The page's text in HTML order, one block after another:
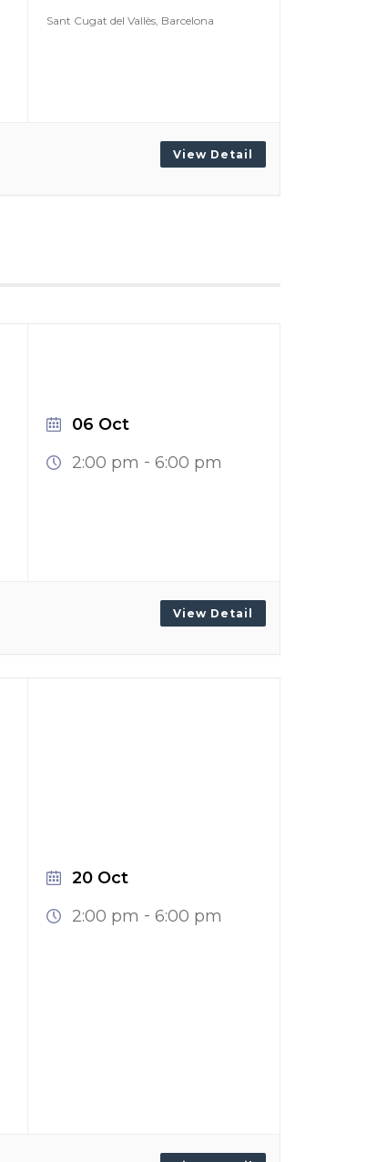
Sant Cugat del Vallès, Barcelona
View Detail
06 Oct
2:00 pm - 6:00 pm
View Detail
20 Oct
2:00 pm - 6:00 pm